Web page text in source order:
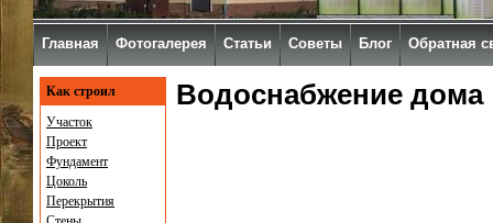
Водоснабжение дома
Как строил
Участок
Проект
Фундамент
Цоколь
Перекрытия
Главная Фотогалерея Статьи Советы Блог Обратная